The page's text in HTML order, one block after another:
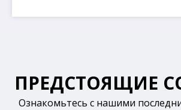
брендинга, которая
ПРЕДСТОЯЩИЕ
Ознакомьтесь с нашими